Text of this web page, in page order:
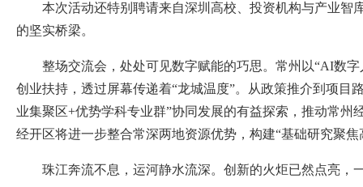
本次活动还特别聘请来自深圳高校、投资机构与产业智
的坚实桥梁。
整场交流会，处处可见数字赋能的巧思。常州以“AI数
创业扶持，透过屏幕传递着“龙城温度”。从政策推介到项目
业集聚区+优势学科专业群”协同发展的有益探索，推动常
经开区将进一步整合常深两地资源优势，构建“基础研究聚
珠江奔流不息，运河静水流深。创新的火炬已然点亮，